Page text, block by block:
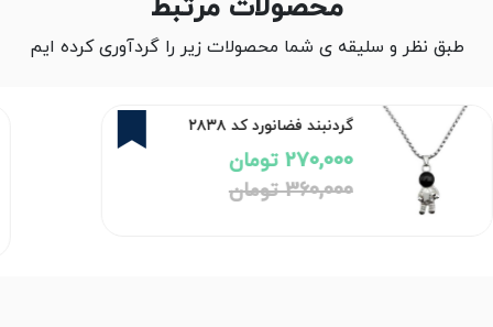
محصولات مرتبط
طبق نظر و سلیقه ی شما محصولات زیر را گردآوری کرده ایم
گردنبند فضانورد کد ۲۸۳۸
270,000 تومان
360,000 تومان